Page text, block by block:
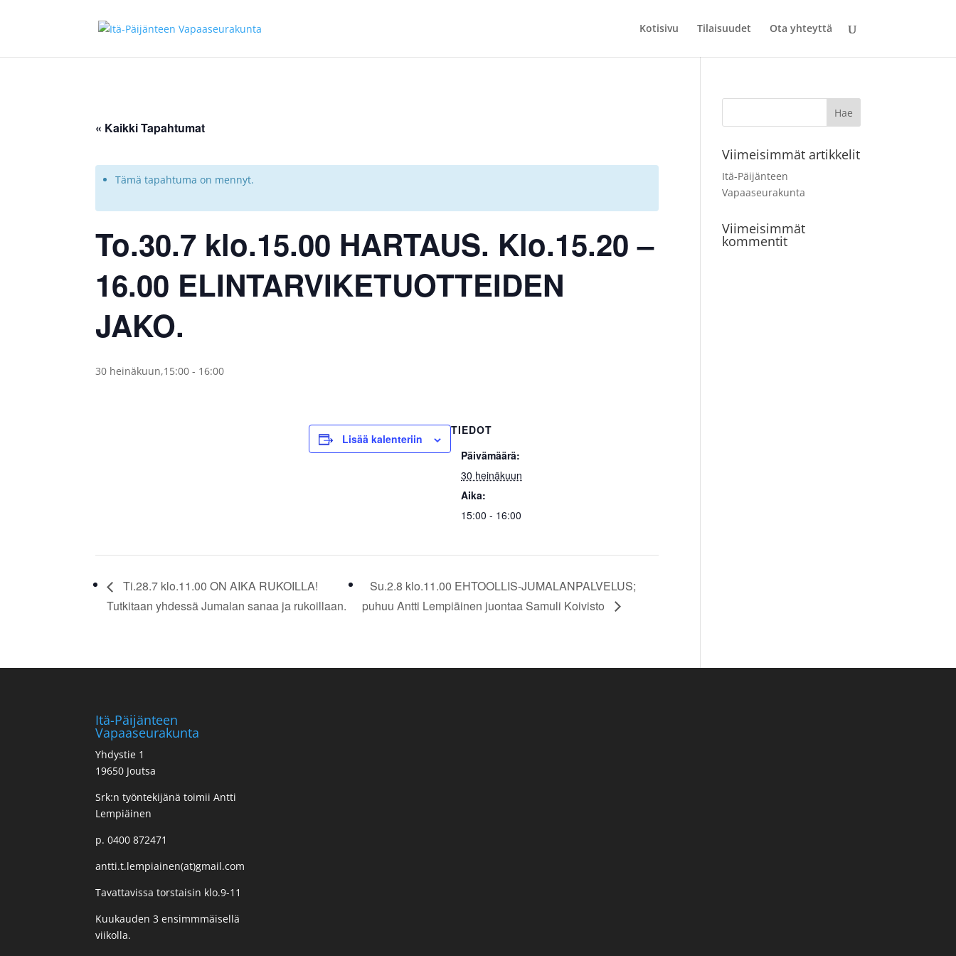
Kotisivu Tilaisuudet Ota yhteyttä
« Kaikki Tapahtumat
Tämä tapahtuma on mennyt.
To.30.7 klo.15.00 HARTAUS. Klo.15.20 –
16.00 ELINTARVIKETUOTTEIDEN
JAKO.
30 heinäkuun,15:00 - 16:00
Lisää kalenteriin
TIEDOT
Päivämäärä:
30 heinäkuun
Aika:
15:00 - 16:00
Ti.28.7 klo.11.00 ON AIKA RUKOILLA!
Tutkitaan yhdessä Jumalan sanaa ja rukoillaan.
Su.2.8 klo.11.00 EHTOOLLIS-JUMALANPALVELUS;
puhuu Antti Lempiäinen juontaa Samuli Koivisto
Viimeisimmät artikkelit
Itä-Päijänteen
Vapaaseurakunta
Viimeisimmät
kommentit
Itä-Päijänteen
Vapaaseurakunta
Yhdystie 1
19650 Joutsa
Srk:n työntekijänä toimii Antti
Lempiäinen
p. 0400 872471
antti.t.lempiainen(at)gmail.com
Tavattavissa torstaisin klo.9-11
Kuukauden 3 ensimmmäisellä
viikolla.